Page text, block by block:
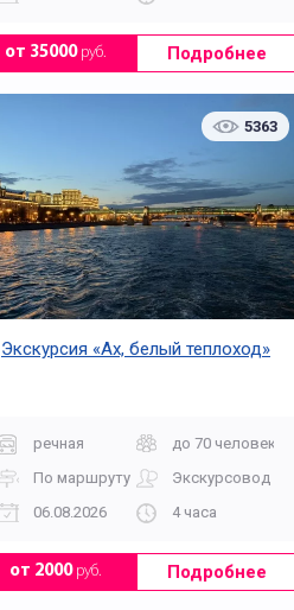
от 35000руб. Подробнее
5363
Экскурсия «Ах, белый теплоход»
речная
до 70 человек
По маршруту
Экскурсовод
06.08.2026
4 часа
от 2000руб. Подробнее